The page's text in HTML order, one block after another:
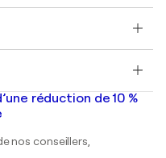
réduction de 10 %
nos conseillers,